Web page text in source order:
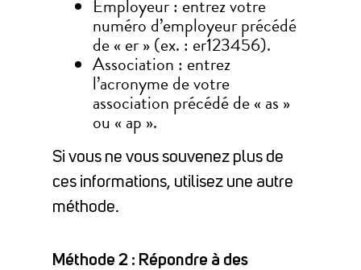
Employeur : entrez votre
numéro d’employeur précédé
de « er » (ex. : er123456).
Association : entrez
l’acronyme de votre
association précédé de « as »
ou « ap ».
Si vous ne vous souvenez plus de
ces informations, utilisez une autre
méthode.
Méthode 2 : Répondre à des